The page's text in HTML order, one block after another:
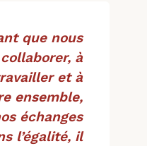
que nous
à
et à
ensemble,
échanges
l’égalité, il